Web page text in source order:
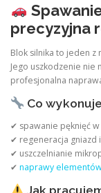
precyzyjna
Blok silnika to jeden
Jego uszkodzenie nie
profesjonalna
Co
✔ spawanie pęknięć
✔ regeneracja gniazd
✔ uszczelnianie
✔ naprawy
Jak